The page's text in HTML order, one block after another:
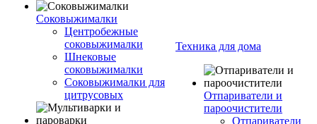
Соковыжималки
Центробежные
соковыжималки
Шнековые
соковыжималки
Соковыжималки для
цитрусовых
Техника для дома
Отпариватели и
пароочистители
Отпариватели